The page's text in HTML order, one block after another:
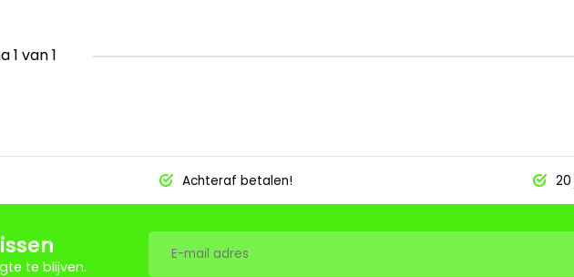
1 van 1
Achteraf betalen!
te blijven.